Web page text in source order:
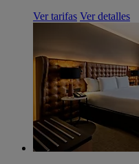
Ver tarifas Ver detalles